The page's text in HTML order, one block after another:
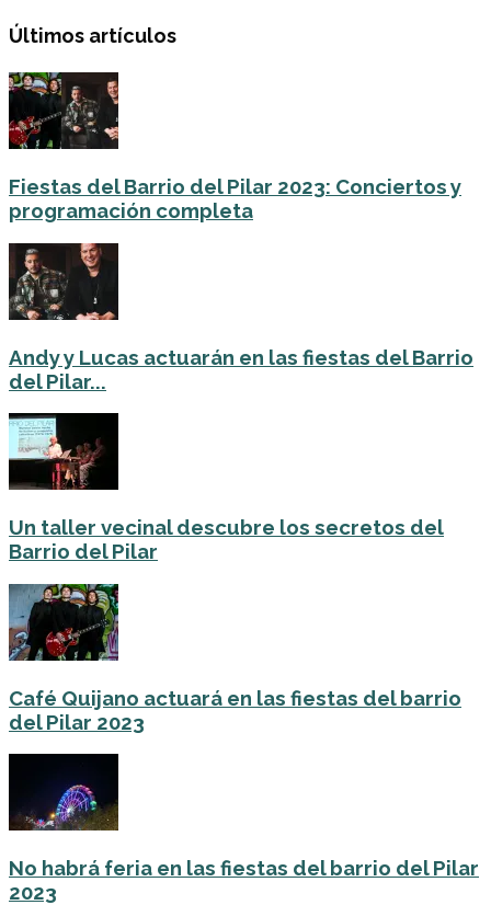
Últimos artículos
Fiestas del Barrio del Pilar 2023: Conciertos y
programación completa
Andy y Lucas actuarán en las fiestas del Barrio
del Pilar...
Un taller vecinal descubre los secretos del
Barrio del Pilar
Café Quijano actuará en las fiestas del barrio
del Pilar 2023
No habrá feria en las fiestas del barrio del Pilar
2023